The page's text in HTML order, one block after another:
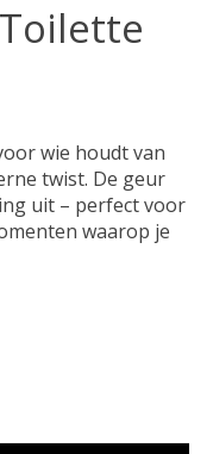
wie houdt van
twist. De geur
uit – perfect voor
waarop je